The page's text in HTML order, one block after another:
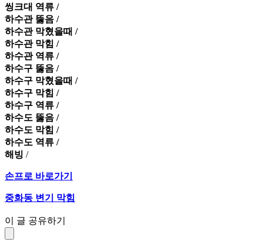
씽크대 역류 /
하수관 뚫음 /
하수관 막혔을때 /
하수관 막힘 /
하수관 역류 /
하수구 뚫음 /
하수구 막혔을때 /
하수구 막힘 /
하수구 역류 /
하수도 뚫음 /
하수도 막힘 /
하수도 역류 /
해빙 /
손프로 바로가기
중화동 변기 막힘
이 글 공유하기